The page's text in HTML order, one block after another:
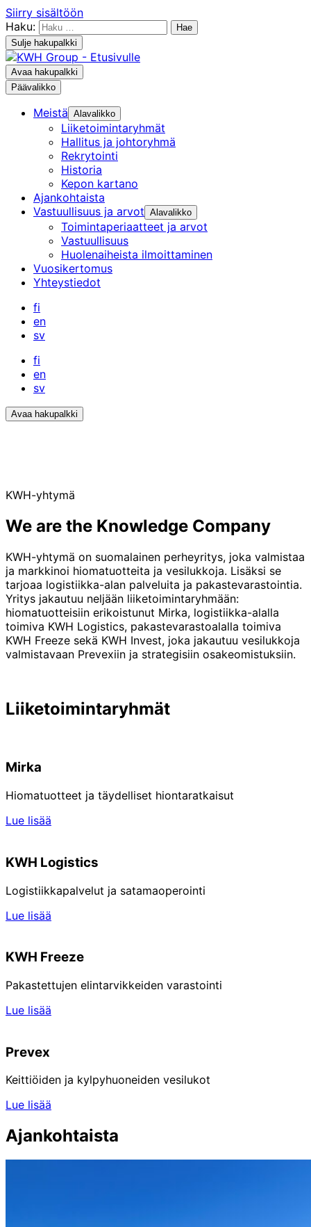
Siirry sisältöön
Haku:
Sulje hakupalkki
Avaa hakupalkki
Päävalikko
Meistä Alavalikko
Liiketoiminta­ryhmät
Hallitus ja johtoryhmä
Rekrytointi
Historia
Kepon kartano
Ajankohtaista
Vastuullisuus ja arvot Alavalikko
Toimintaperiaatteet ja arvot
Vastuullisuus
Huolenaiheista ilmoittaminen
Vuosikertomus
Yhteystiedot
fi
en
sv
fi
en
sv
Avaa hakupalkki
KWH-yhtymä
We are the Knowledge Company
KWH-yhtymä on suomalainen perheyritys, joka valmistaa
ja markkinoi hiomatuotteita ja vesilukkoja. Lisäksi se
tarjoaa logistiikka-alan palveluita ja pakastevarastointia.
Yritys jakautuu neljään liiketoimintaryhmään:
hiomatuotteisiin erikoistunut Mirka, logistiikka-alalla
toimiva KWH Logistics, pakastevarastoalalla toimiva
KWH Freeze sekä KWH Invest, joka jakautuu vesilukkoja
valmistavaan Prevexiin ja strategisiin osakeomistuksiin.
Liiketoimintaryhmät
Mirka
Hiomatuotteet ja täydelliset hiontaratkaisut
Lue lisää
KWH Logistics
Logistiikkapalvelut ja satamaoperointi
Lue lisää
KWH Freeze
Pakastettujen elintarvikkeiden varastointi
Lue lisää
Prevex
Keittiöiden ja kylpyhuoneiden vesilukot
Lue lisää
Ajankohtaista